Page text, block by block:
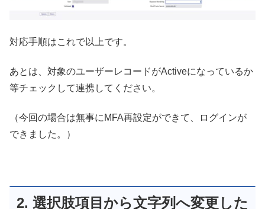
対応手順はこれで以上です。
あとは、対象のユーザーレコードがActiveになっているか
等チェックして連携してください。
（今回の場合は無事にMFA再設定ができて、ログインが
できました。）
2. 選択肢項目から文字列へ変更した